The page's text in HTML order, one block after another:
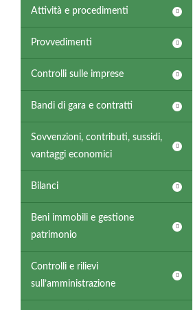
Attività e procedimenti
Provvedimenti
Controlli sulle imprese
Bandi di gara e contratti
Sovvenzioni, contributi, sussidi,
vantaggi economici
Bilanci
Beni immobili e gestione
patrimonio
Controlli e rilievi
sull’amministrazione